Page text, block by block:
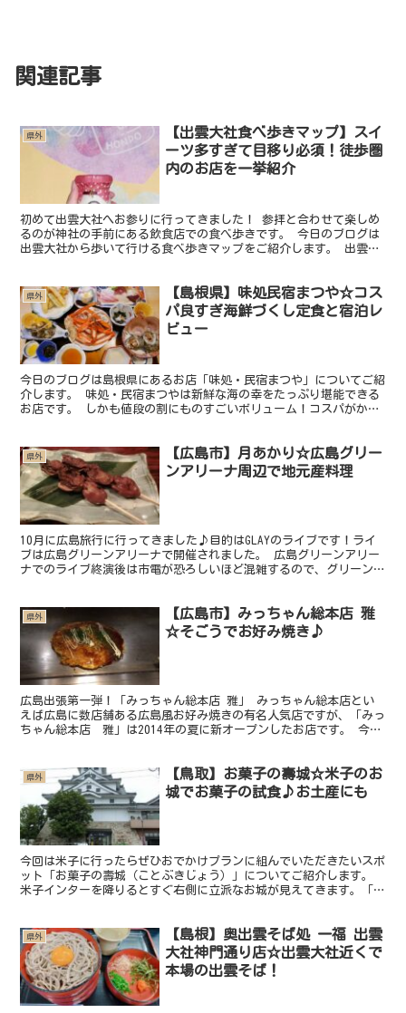
関連記事
県外
【出雲大社食べ歩きマップ】スイ
ーツ多すぎて目移り必須！徒歩圏
内のお店を一挙紹介
初めて出雲大社へお参りに行ってきました！ 参拝と合わせて楽しめ
るのが神社の手前にある飲食店での食べ歩きです。 今日のブログは
出雲大社から歩いて行ける食べ歩きマップをご紹介します。 出雲大
県外
【島根県】味処民宿まつや☆コス
パ良すぎ海鮮づくし定食と宿泊レ
ビュー
今日のブログは島根県にあるお店「味処・民宿まつや」についてご紹
介します。 味処・民宿まつやは新鮮な海の幸をたっぷり堪能できる
お店です。 しかも値段の割にものすごいボリューム！コスパがかな
県外
【広島市】月あかり☆広島グリー
ンアリーナ周辺で地元産料理
10月に広島旅行に行ってきました♪目的はGLAYのライブです！ライ
ブは広島グリーンアリーナで開催されました。 広島グリーンアリー
ナでのライブ終演後は市電が恐ろしいほど混雑するので、グリーンア
県外
【広島市】みっちゃん総本店 雅
☆そごうでお好み焼き♪
広島出張第一弾！「みっちゃん総本店 雅」 みっちゃん総本店とい
えば広島に数店舗ある広島風お好み焼きの有名人気店ですが、「みっ
ちゃん総本店 雅」は2014年の夏に新オープンしたお店です。 今回
県外
【鳥取】お菓子の壽城☆米子のお
城でお菓子の試食♪お土産にも
今回は米子に行ったらぜひおでかけプランに組んでいただきたいスポ
ット「お菓子の壽城（ことぶきじょう）」についてご紹介します。
米子インターを降りるとすぐ右側に立派なお城が見えてきます。「お
県外
【島根】奥出雲そば処 一福 出雲
大社神門通り店☆出雲大社近くで
本場の出雲そば！